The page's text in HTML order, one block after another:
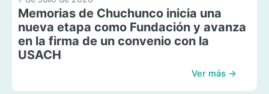
Memorias de Chuchunco inicia una
nueva etapa como Fundación y avanza
en la firma de un convenio con la
USACH
Ver más →